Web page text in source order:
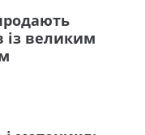
із великим